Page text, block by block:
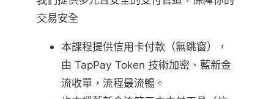
交易安全
本課程提供信用卡付款（無跳窗），
由 TapPay Token 技術加密、藍新金
流收單，流程最流暢。